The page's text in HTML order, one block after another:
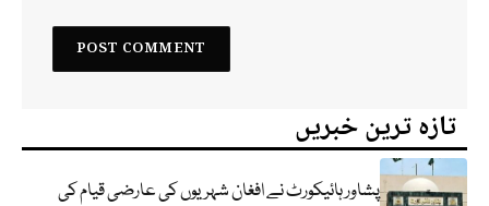
تازہ ترین خبریں
پشاور ہائیکورٹ نے افغان شہریوں کی عارضی قیام کی